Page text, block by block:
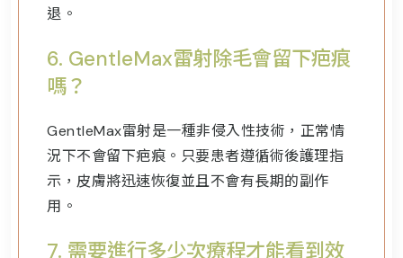
退。
6. GentleMax雷射除毛會留下疤痕
嗎？
GentleMax雷射是一種非侵入性技術，正常情
況下不會留下疤痕。只要患者遵循術後護理指
示，皮膚將迅速恢復並且不會有長期的副作
用。
7. 需要進行多少次療程才能看到效